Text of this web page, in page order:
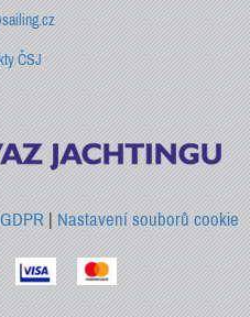
ČSJ
GDPR |Nastavení souborů cookie